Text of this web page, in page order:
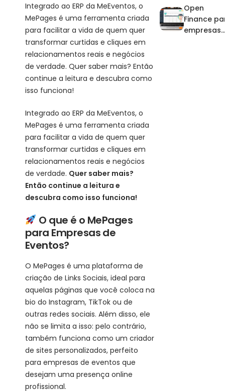
Integrado ao ERP da MeEventos, o
MePages é uma ferramenta criada
para facilitar a vida de quem quer
transformar curtidas e cliques em
relacionamentos reais e negócios
de verdade. Quer saber mais? Então
continue a leitura e descubra como
isso funciona!
Integrado ao ERP da MeEventos, o
MePages é uma ferramenta criada
para facilitar a vida de quem quer
transformar curtidas e cliques em
relacionamentos reais e negócios
de verdade. Quer saber mais?
Então continue a leitura e
descubra como isso funciona!
O que é o MePages
para Empresas de
Eventos?
O MePages é uma plataforma de
criação de Links Sociais, ideal para
aquelas páginas que você coloca na
bio do Instagram, TikTok ou de
outras redes sociais. Além disso, ele
não se limita a isso: pelo contrário,
também funciona como um criador
de sites personalizados, perfeito
para empresas de eventos que
desejam uma presença online
profissional.
eventos
que
na
Open
Finance
empresas